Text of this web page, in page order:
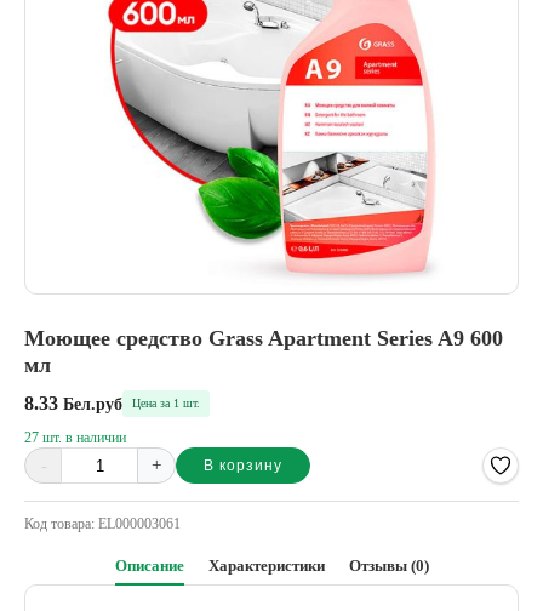
Моющее средство Grass Apartment Series A9 600
мл
8.33 Бел.руб Цена за 1 шт.
27 шт. в наличии
- + В корзину
Alternative:
Код товара: EL000003061
Описание Характеристики Отзывы (0)